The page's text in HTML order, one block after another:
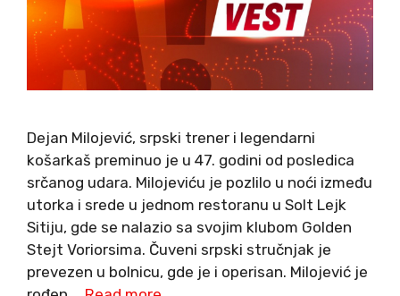
Dejan Milojević, srpski trener i legendarni
košarkaš preminuo je u 47. godini od posledica
srčanog udara. Milojeviću je pozlilo u noći između
utorka i srede u jednom restoranu u Solt Lejk
Sitiju, gde se nalazio sa svojim klubom Golden
Stejt Voriorsima. Čuveni srpski stručnjak je
prevezen u bolnicu, gde je i operisan. Milojević je